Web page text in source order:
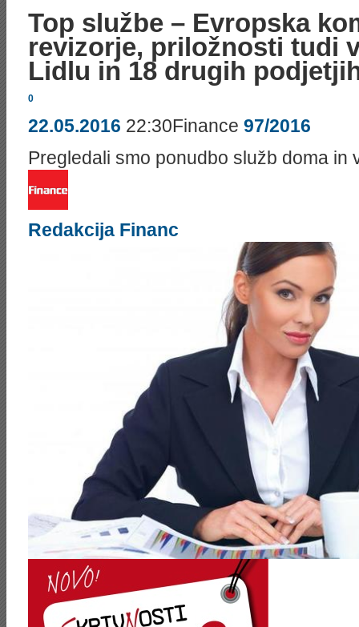
Top službe – Evropska
revizorje, priložnosti tudi
Lidlu in 18 drugih
0
22.05.2016 22:30Finance 97/2016
Pregledali smo ponudbo služb doma in
Redakcija Financ